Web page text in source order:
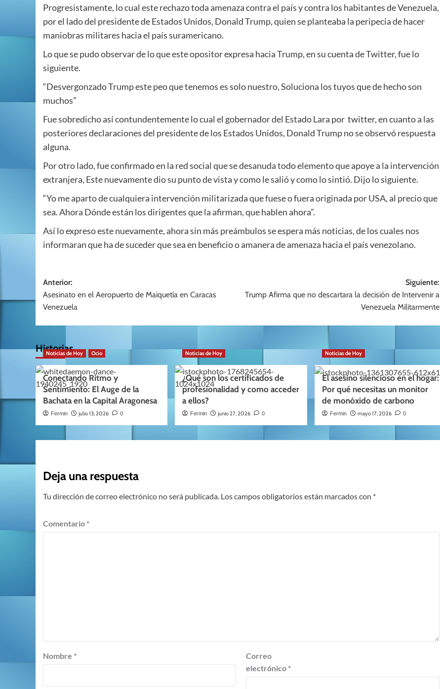
Progresistamente, lo cual este rechazo toda amenaza contra el país y contra los habitantes de Venezuela,
por el lado del presidente de Estados Unidos, Donald Trump, quien se planteaba la peripecia de hacer
maniobras militares hacia el país suramericano.
Lo que se pudo observar de lo que este opositor expresa hacia Trump, en su cuenta de Twitter, fue lo
siguiente.
“Desvergonzado Trump este peo que tenemos es solo nuestro, Soluciona los tuyos que de hecho son
muchos”
Fue sobredicho así contundentemente lo cual el gobernador del Estado Lara por twitter, en cuanto a las
posteriores declaraciones del presidente de los Estados Unidos, Donald Trump no se observó respuesta
alguna.
Por otro lado, fue confirmado en la red social que se desanuda todo elemento que apoye a la intervención
extranjera, Este nuevamente dio su punto de vista y como le salió y como lo sintió. Dijo lo siguiente.
“Yo me aparto de cualquiera intervención militarizada que fuese o fuera originada por USA, al precio que
sea. Ahora Dónde están los dirigentes que la afirman, que hablen ahora”.
Así lo expreso este nuevamente, ahora sin más preámbulos se espera más noticias, de los cuales nos
informaran que ha de suceder que sea en beneficio o amanera de amenaza hacia el país venezolano.
Navegación
de
Anterior:
Asesinato en el Aeropuerto de Maiquetía en Caracas
Venezuela
Siguiente:
Trump Afirma que no descartara la decisión de Intervenir a
Venezuela Militarmente
Historias
Noticias de Hoy Ocio
Conectando Ritmo y
Sentimiento: El Auge de la
Bachata en la Capital Aragonesa
Fermin julio 13, 2026 0
Noticias de Hoy
¿Qué son los certificados de
profesionalidad y como acceder
a ellos?
Fermin junio 27, 2026 0
Noticias de Hoy
El asesino silencioso en el hogar:
Por qué necesitas un monitor
de monóxido de carbono
Fermin mayo 17, 2026 0
Deja una respuesta
Tu dirección de correo electrónico no será publicada. Los campos obligatorios están marcados con *
Comentario *
Nombre *
Correo
electrónico *